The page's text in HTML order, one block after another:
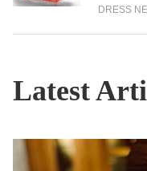
DRESS
Latest